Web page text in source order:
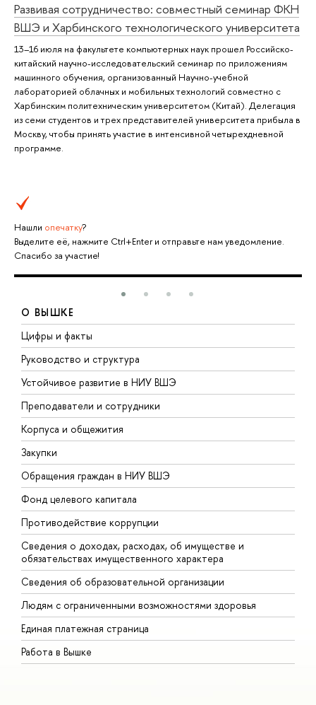
Развивая сотрудничество: совместный семинар ФКН
ВШЭ и Харбинского технологического университета
13–16 июля на факультете компьютерных наук прошел Российско-
китайский научно-исследовательский семинар по приложениям
машинного обучения, организованный Научно-учебной
лабораторией облачных и мобильных технологий совместно с
Харбинским политехническим университетом (Китай). Делегация
из семи студентов и трех представителей университета прибыла в
Москву, чтобы принять участие в интенсивной четырехдневной
программе.
Нашли опечатку?
Выделите её, нажмите Ctrl+Enter и отправьте нам уведомление.
Спасибо за участие!
О ВЫШКЕ
Цифры и факты
Руководство и структура
Устойчивое развитие в НИУ ВШЭ
Преподаватели и сотрудники
Корпуса и общежития
Закупки
Обращения граждан в НИУ ВШЭ
Фонд целевого капитала
Противодействие коррупции
Сведения о доходах, расходах, об имуществе и
обязательствах имущественного характера
Сведения об образовательной организации
Людям с ограниченными возможностями здоровья
Единая платежная страница
Работа в Вышке